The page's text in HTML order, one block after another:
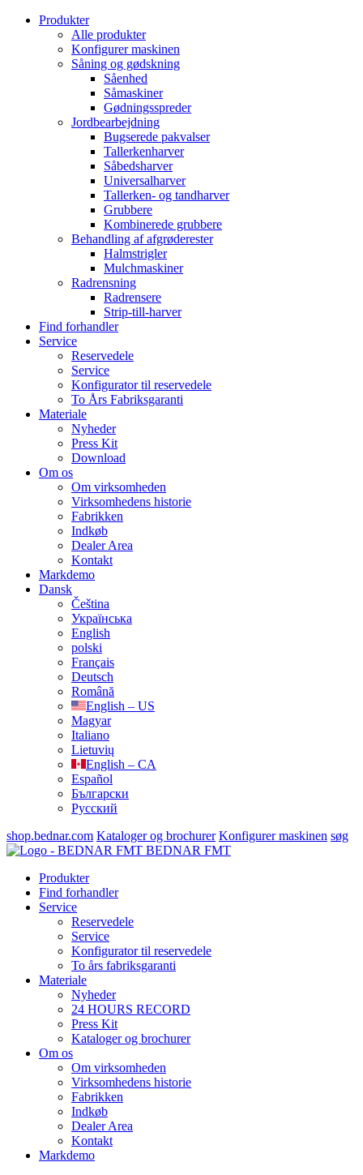
Produkter
Alle produkter
Konfigurer maskinen
Såning og gødskning
Såenhed
Såmaskiner
Gødningsspreder
Jordbearbejdning
Bugserede pakvalser
Tallerkenharver
Såbedsharver
Universalharver
Tallerken- og tandharver
Grubbere
Kombinerede grubbere
Behandling af afgrøderester
Halmstrigler
Mulchmaskiner
Radrensning
Radrensere
Strip-till-harver
Find forhandler
Service
Reservedele
Service
Konfigurator til reservedele
To Års Fabriksgaranti
Materiale
Nyheder
Press Kit
Download
Om os
Om virksomheden
Virksomhedens historie
Fabrikken
Indkøb
Dealer Area
Kontakt
Markdemo
Dansk
Čeština
Українська
English
polski
Français
Deutsch
Română
English – US
Magyar
Italiano
Lietuvių
English – CA
Español
Български
Русский
shop.bednar.com Kataloger og brochurer Konfigurer maskinen søg
BEDNAR FMT
Produkter
Find forhandler
Service
Reservedele
Service
Konfigurator til reservedele
To års fabriksgaranti
Materiale
Nyheder
24 HOURS RECORD
Press Kit
Kataloger og brochurer
Om os
Om virksomheden
Virksomhedens historie
Fabrikken
Indkøb
Dealer Area
Kontakt
Markdemo